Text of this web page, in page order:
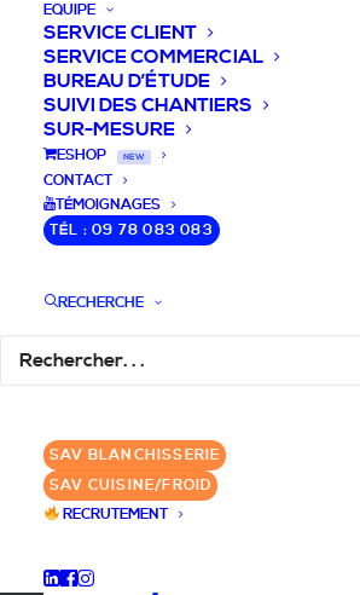
EQUIPE
SERVICE CLIENT
SERVICE COMMERCIAL
BUREAU D’ÉTUDE
SUIVI DES CHANTIERS
SUR-MESURE
ESHOP NEW
CONTACT
TÉMOIGNAGES
TÉL : 09 78 083 083
RECHERCHE
SAV BLANCHISSERIE
SAV CUISINE/FROID
RECRUTEMENT
DEVIS / CONSEILS /
QUESTIONS
✆ 09 78 083 083
GROUPE SEBI
Spécialiste